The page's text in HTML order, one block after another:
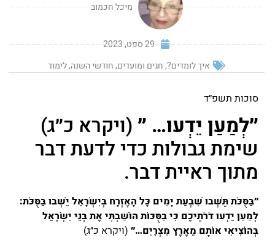
מיכל חכמוב
29 ספט, 2023
איך לומדים?,חגים ומועדים,חודשי השנה,לימוד
סוכות תשפ״ד
״לְמַעַן יֵדְעוּ… ״ (ויקרא כ״ג)
שימת גבולות כדי לדעת דבר
מתוך ראיית דבר.
״בַּסֻּכֹּת תֵּשְׁבוּ שִׁבְעַת יָמִים כָּל הָאֶזְרָח בְּיִשְׂרָאֵל יֵשְׁבוּ בַּסֻּכֹּת:
לְמַעַן יֵדְעוּ דֹרֹתֵיכֶם כִּי בַסֻּכּוֹת הוֹשַׁבְתִּי אֶת בְּנֵי יִשְׂרָאֵל
בְּהוֹצִיאִי אוֹתָם מֵאֶרֶץ מִצְרָיִם…״ (ויקרא כ״ג)